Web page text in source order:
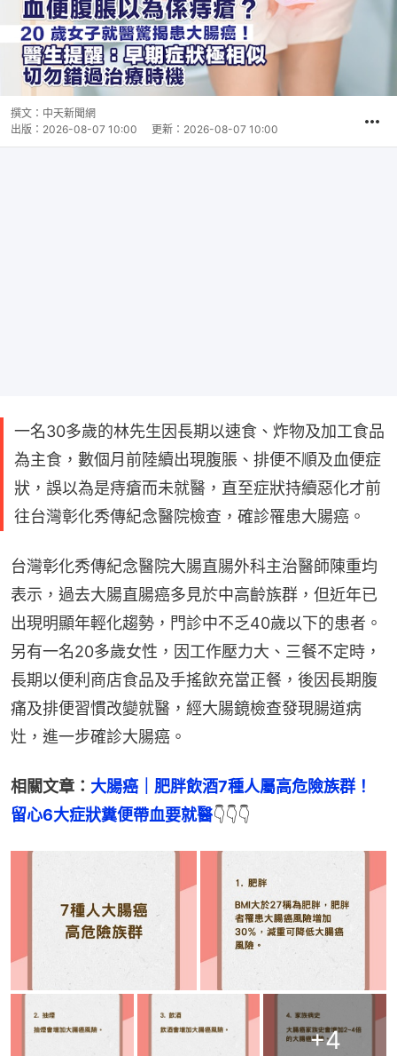
撰文： 中天新聞網
出版： 2026-08-07 10:00 更新： 2026-08-07 10:00
一名30多歲的林先生因長期以速食、炸物及加工食品
為主食，數個月前陸續出現腹脹、排便不順及血便症
狀，誤以為是痔瘡而未就醫，直至症狀持續惡化才前
往台灣彰化秀傳紀念醫院檢查，確診罹患大腸癌。
台灣彰化秀傳紀念醫院大腸直腸外科主治醫師陳重均
表示，過去大腸直腸癌多見於中高齡族群，但近年已
出現明顯年輕化趨勢，門診中不乏40歲以下的患者。
另有一名20多歲女性，因工作壓力大、三餐不定時，
長期以便利商店食品及手搖飲充當正餐，後因長期腹
痛及排便習慣改變就醫，經大腸鏡檢查發現腸道病
灶，進一步確診大腸癌。
相關文章： 大腸癌｜肥胖飲酒7種人屬高危險族群！
留心6大症狀糞便帶血要就醫👇👇👇
+4